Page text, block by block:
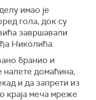
имао је
гола, док су
завршавали
Николића.
бранио и
налете домаћина,
и да запрети из
краја меча мреже